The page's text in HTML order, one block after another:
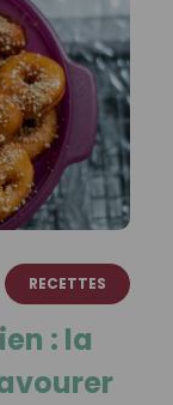
RECETTES
: la